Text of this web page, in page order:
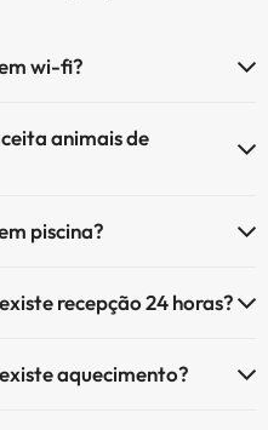
wi-fi?
animais de
piscina?
outras facilidades.
recepção 24 horas?
aquecimento?